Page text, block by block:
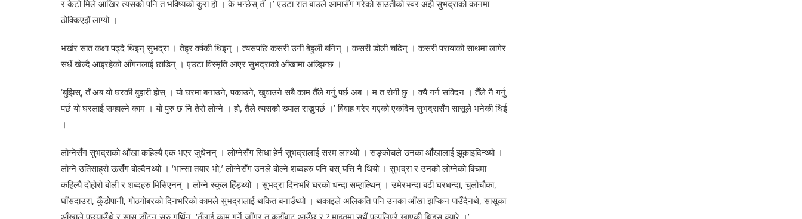
र केटो मिले आखिर त्यसको पनि त भविष्यको कुरा हो । के भन्छेस् तँ ।’ एउटा रात बाउले आमासँग गरेको साउतीको स्वर अझै सुभद्राको कानमा
ठोक्किएझैं लाग्यो ।
भर्खर सात कक्षा पढ्दै थिइन् सुभद्रा । तेह्र वर्षकी थिइन् । त्यसपछि कसरी उनी बेहुली बनिन् । कसरी डोली चढिन् । कसरी परायाको साथमा लागेर
सधैं खेल्दै आइरहेको आँगनलाई छाडिन् । एउटा विस्मृति आएर सुभद्राको आँखामा अल्झिन्छ ।
‘बुझिस्, तँ अब यो घरकी बुहारी होस् । यो घरमा बनाउने, पकाउने, खुवाउने सबै काम तैँले गर्नु पर्छ अब । म त रोगी छु । क्यै गर्न सक्दिन । तैँले नै गर्नु
पर्छ यो घरलाई सम्हाल्ने काम । यो पुरु छ नि तेरो लोग्ने । हो, तैले त्यसको ख्याल राख्नुपर्छ ।’ विवाह गरेर गएको एकदिन सुभद्रासँग सासूले भनेकी थिई
।
लोग्नेसँग सुभद्राको आँखा कहिल्यै एक भएर जुधेनन् । लोग्नेसँग सिधा हेर्न सुभद्रालाई सरम लाग्थ्यो । सङ्कोचले उनका आँखालाई झुकाइदिन्थ्यो ।
लोग्ने उतिसाह्रो ऊसँग बोल्दैनथ्यो । ‘भान्सा तयार भो,’ लोग्नेसँग उनले बोल्ने शब्दहरु पनि बस् यत्ति नै थियो । सुभद्रा र उनको लोग्नेको बिचमा
कहिल्यै दोहोरो बोली र शब्दहरु मिसिएनन् । लोग्ने स्कुल हिँड्थ्यो । सुभद्रा दिनभरि घरको धन्दा सम्हाल्थिन् । उमेरभन्दा बढी घरधन्दा, चुलोचौका,
घाँसदाउरा, कुँडोपानी, गोठगोबरको दिनभरिको कामले सुभद्रालाई थकित बनाउँथ्यो । थकाइले अलिकति पनि उनका आँखा झप्किन पाउँदैनथे, सासूका